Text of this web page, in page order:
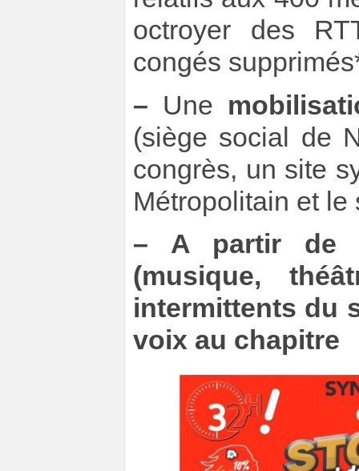
octroyer des
congés
– Une
(siège social de
congrès, un site
Métropolitain et le
–
A partir de
(musique,
intermittents du
voix au chapitre